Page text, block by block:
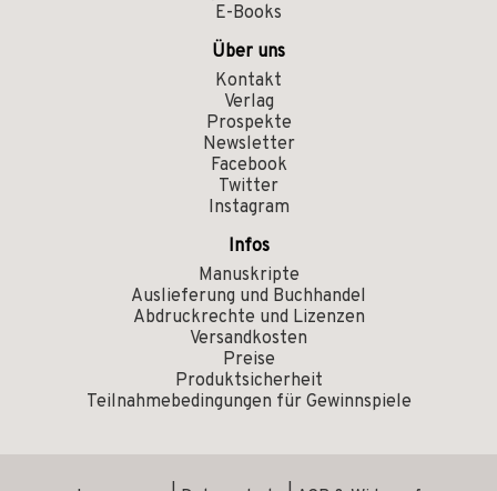
E-Books
Über uns
Kontakt
Verlag
Prospekte
Newsletter
Facebook
Twitter
Instagram
Infos
Manuskripte
Auslieferung und Buchhandel
Abdruckrechte und Lizenzen
Versandkosten
Preise
Produktsicherheit
Teilnahmebedingungen für Gewinnspiele